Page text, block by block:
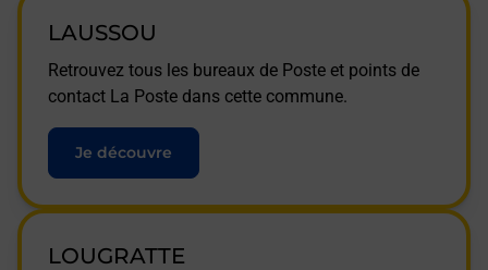
LAUSSOU
Retrouvez tous les bureaux de Poste et points de
contact La Poste dans cette commune.
Je découvre
LOUGRATTE